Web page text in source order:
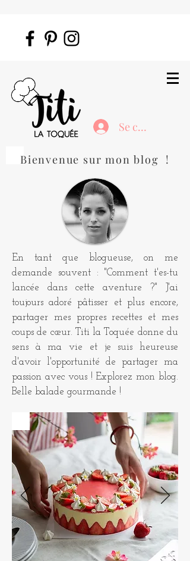
Se connecter
Bienvenue sur mon blog !
En tant que blogueuse, on me
demande souvent : "Comment t'es-tu
lancée dans cette aventure ?" J'ai
toujours adoré pâtisser et plus encore,
partager mes propres recettes et mes
coups de cœur. Titi la Toquée donne du
sens à ma vie et je suis heureuse
d'avoir l'opportunité de partager ma
passion avec vous ! Explorez mon blog.
Belle balade gourmande !